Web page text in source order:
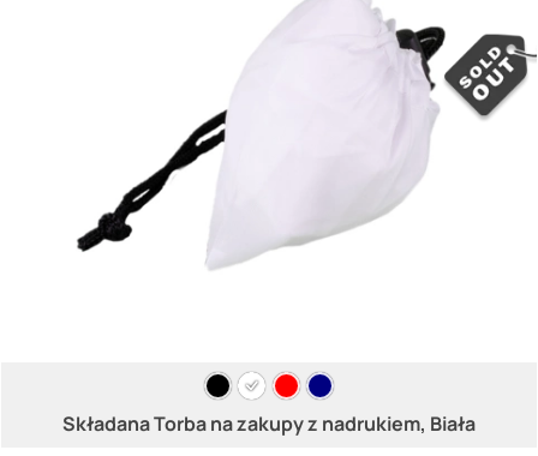
Składana Torba na zakupy z nadrukiem, Biała